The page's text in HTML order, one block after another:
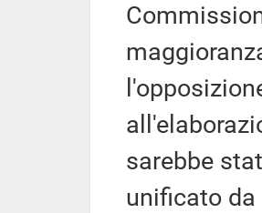
sarebbe
unificato da